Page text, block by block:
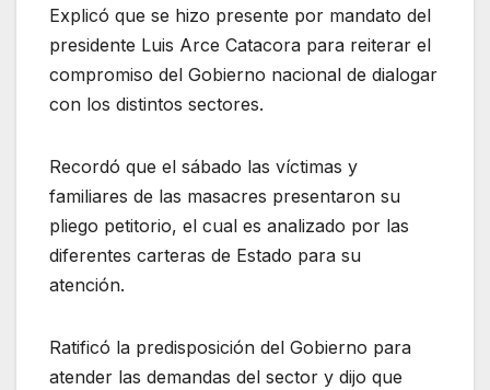
Explicó que se hizo presente por mandato del
presidente Luis Arce Catacora para reiterar el
compromiso del Gobierno nacional de dialogar
con los distintos sectores.
Recordó que el sábado las víctimas y
familiares de las masacres presentaron su
pliego petitorio, el cual es analizado por las
diferentes carteras de Estado para su
atención.
Ratificó la predisposición del Gobierno para
atender las demandas del sector y dijo que